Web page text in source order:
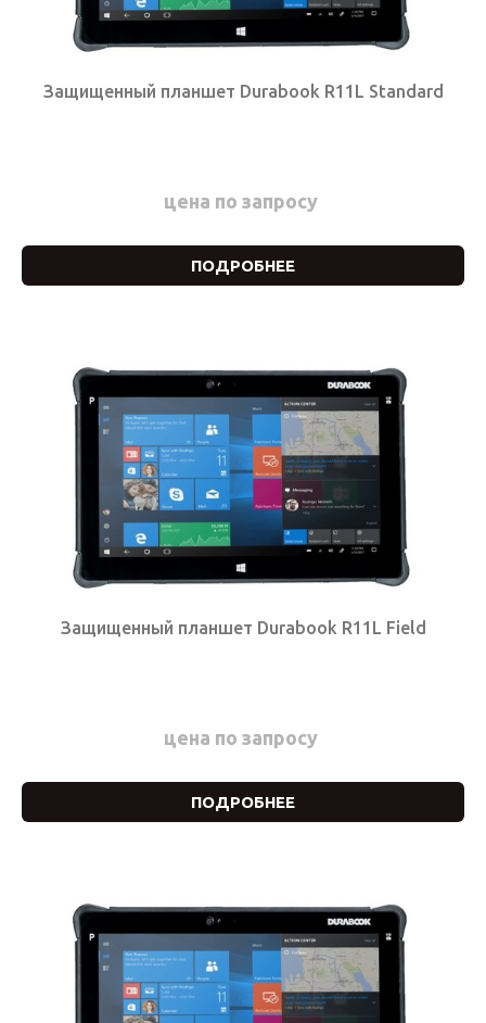
Защищенный планшет Durabook R11L Standard
цена по запросу
ПОДРОБНЕЕ
Защищенный планшет Durabook R11L Field
цена по запросу
ПОДРОБНЕЕ